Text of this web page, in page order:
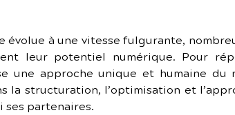
évolue à une vitesse fulgurante,
leur potentiel numérique. Pour
une approche unique et humaine
la structuration, l’optimisation et
ses partenaires.